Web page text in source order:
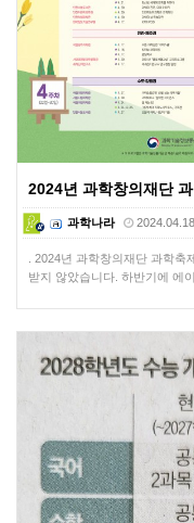
2024년 과학창의재단 과
과학나라 2024.04.18
. 2024년 과학창의재단 과학
받지 않았습니다. 하반기에 에